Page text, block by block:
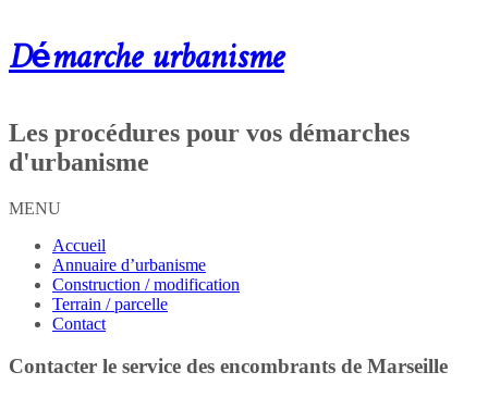
Démarche urbanisme
Les procédures pour vos démarches
d'urbanisme
MENU
Accueil
Annuaire d’urbanisme
Construction / modification
Terrain / parcelle
Contact
Contacter le service des encombrants de Marseille